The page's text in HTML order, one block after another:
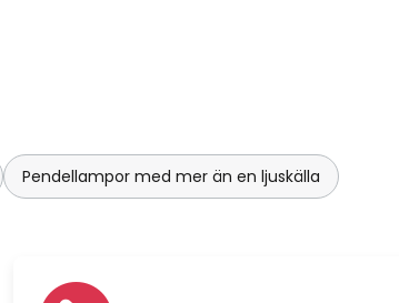
Pendellampor med mer än en ljuskälla